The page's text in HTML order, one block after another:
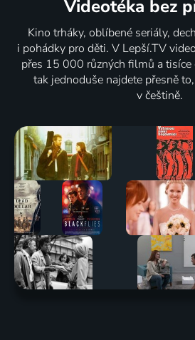
Videotéka bez
Kino trháky, oblíbené seriály,
i pohádky pro děti. V Lepší.TV
přes 15 000 různých filmů a tisíce
tak jednoduše najdete přesně
v češtině.